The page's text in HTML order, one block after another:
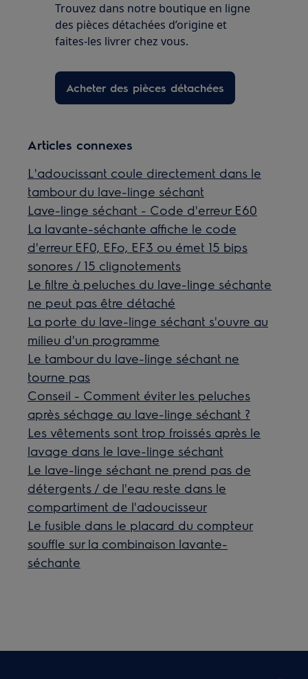
Trouvez dans notre boutique en ligne
des pièces détachées d’origine et
faites-les livrer chez vous.
Acheter des pièces détachées
Articles connexes
L'adoucissant coule directement dans le
tambour du lave-linge séchant
Lave-linge séchant - Code d'erreur E60
La lavante-séchante affiche le code
d'erreur EF0, EFo, EF3 ou émet 15 bips
sonores / 15 clignotements
Le filtre à peluches du lave-linge séchante
ne peut pas être détaché
La porte du lave-linge séchant s'ouvre au
milieu d'un programme
Le tambour du lave-linge séchant ne
tourne pas
Conseil - Comment éviter les peluches
après séchage au lave-linge séchant ?
Les vêtements sont trop froissés après le
lavage dans le lave-linge séchant
Le lave-linge séchant ne prend pas de
détergents / de l'eau reste dans le
compartiment de l'adoucisseur
Le fusible dans le placard du compteur
souffle sur la combinaison lavante-
séchante